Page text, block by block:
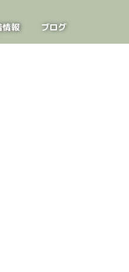
情報 ブログ